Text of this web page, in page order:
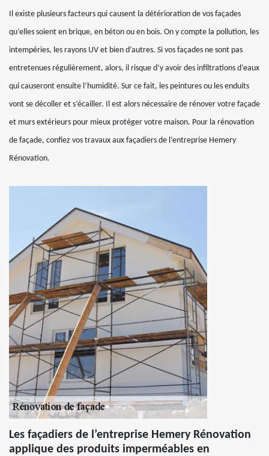
Il existe plusieurs facteurs qui causent la détérioration de vos façades
qu’elles soient en brique, en béton ou en bois. On y compte la pollution, les
intempéries, les rayons UV et bien d’autres. Si vos façades ne sont pas
entretenues régulièrement, alors, il risque d’y avoir des infiltrations d’eaux
qui causeront ensuite l’humidité. Sur ce fait, les peintures ou les enduits
vont se décoller et s’écailler. Il est alors nécessaire de rénover votre façade
et murs extérieurs pour mieux protéger votre maison. Pour la rénovation
de façade, confiez vos travaux aux façadiers de l’entreprise Hemery
Rénovation.
Les façadiers de l’entreprise Hemery Rénovation
applique des produits imperméables en